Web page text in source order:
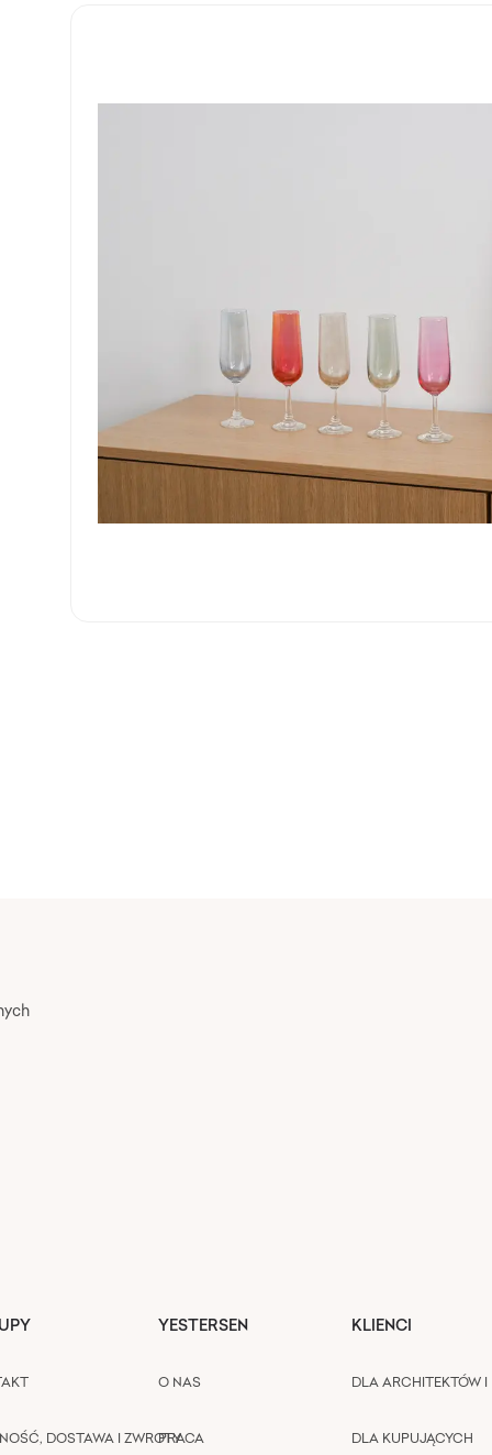
DOSTAWA I ZWROTY
YESTERSEN
O NAS
PRACA
KLIENCI
DLA ARCHITEKTÓW I
DLA KUPUJĄCYCH